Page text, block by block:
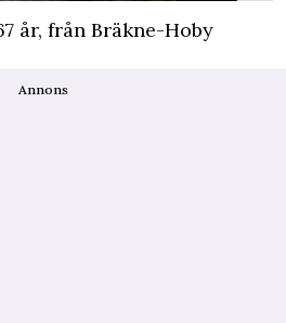
år, från Bräkne-Hoby
Annons